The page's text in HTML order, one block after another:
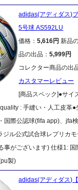
adidas(アディダス)
5号球 AS592LU
価格：5,616円新品
品の出品：5,999円
コレクター商品の出
カスタマーレビュー
[商品スペック]●サイ
: 手縫い・人工皮革●
公認球(fifa app)、jfa検
ジル公式試合球レプリカ
事がございます) 仕様1:
製)
adidas(アディダス)